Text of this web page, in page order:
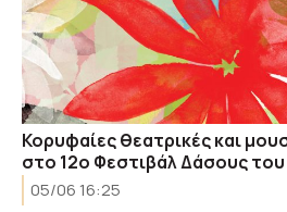
Κορυφαίες θεατρικές και
στο 12ο Φεστιβάλ Δάσους
05/06 16:25